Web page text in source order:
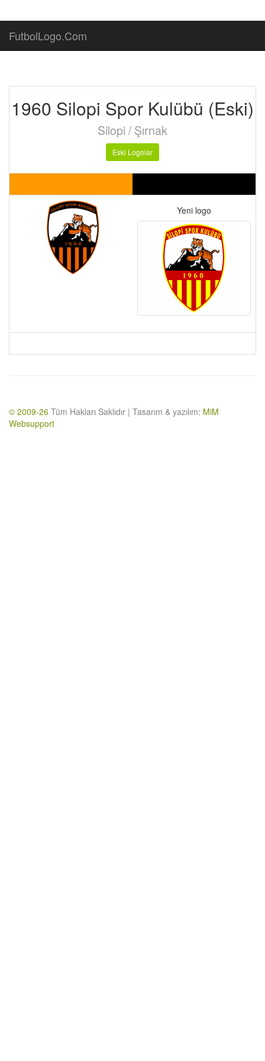
FutbolLogo.Com
1960 Silopi Spor Kulübü (Eski)
Silopi / Şırnak
Eski Logolar
Yeni logo
© 2009-26 Tüm Hakları Saklıdır | Tasarım & yazılım: MiM
Websupport